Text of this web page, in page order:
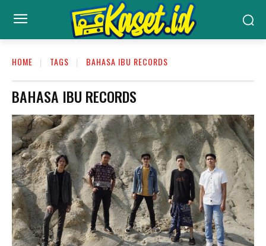
HOME TAGS BAHASA IBU RECORDS
BAHASA IBU RECORDS